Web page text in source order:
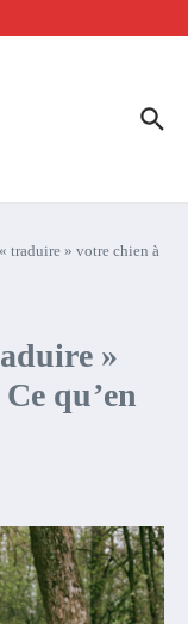
pour la transformer en
traduire » votre chien à
»
qu’en